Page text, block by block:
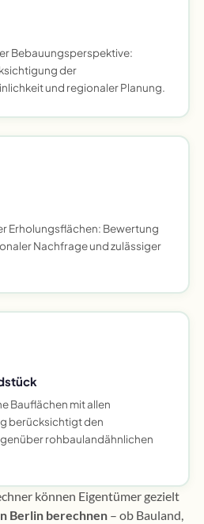
Bebauungsperspektive:
der
und regionaler Planung.
Erholungsflächen: Bewertung
Nachfrage und zulässiger
Bauflächen mit allen
berücksichtigt den
rohbaulandähnlichen
können Eigentümer gezielt
Berlin berechnen– ob Bauland,